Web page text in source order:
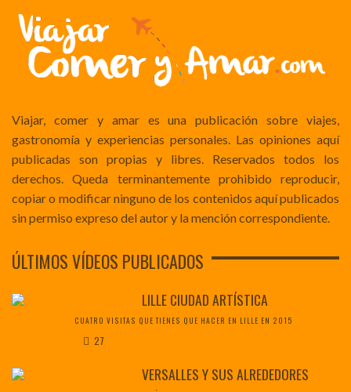
Viajar, comer y amar es una publicación sobre viajes,
gastronomía y experiencias personales. Las opiniones aquí
publicadas son propias y libres. Reservados todos los
derechos. Queda terminantemente prohibido reproducir,
copiar o modificar ninguno de los contenidos aquí publicados
sin permiso expreso del autor y la mención correspondiente.
ÚLTIMOS VÍDEOS PUBLICADOS
LILLE CIUDAD ARTÍSTICA
CUATRO VISITAS QUE TIENES QUE HACER EN LILLE EN 2015
27
VERSALLES Y SUS ALREDEDORES